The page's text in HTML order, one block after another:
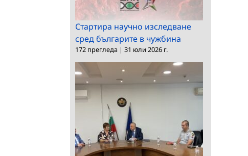
Стартира научно изследване
сред българите в чужбина
172 прегледа | 31 юли 2026 г.